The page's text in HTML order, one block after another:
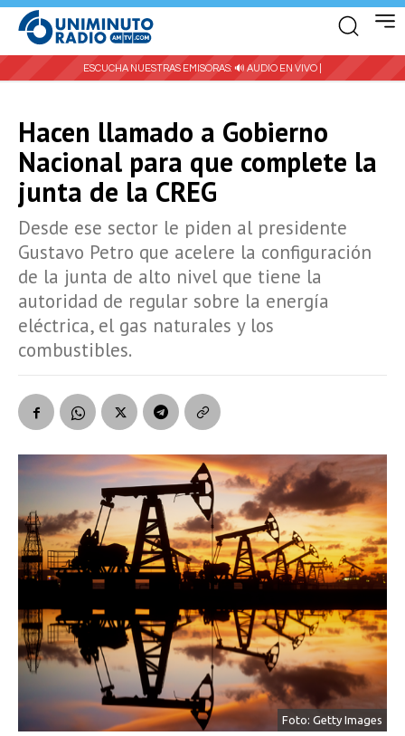
ESCUCHA NUESTRAS EMISORAS: 🔊 AUDIO EN VIVO |
Hacen llamado a Gobierno
Nacional para que complete la
junta de la CREG
Desde ese sector le piden al presidente
Gustavo Petro que acelere la configuración
de la junta de alto nivel que tiene la
autoridad de regular sobre la energía
eléctrica, el gas naturales y los
combustibles.
Foto: Getty Images